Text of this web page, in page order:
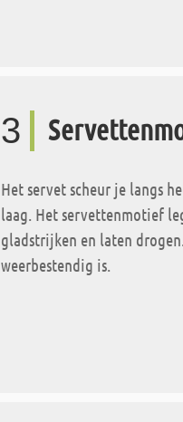
3
Het servet scheur je langs
laag. Het servettenmotief
gladstrijken en laten
weerbestendig is.